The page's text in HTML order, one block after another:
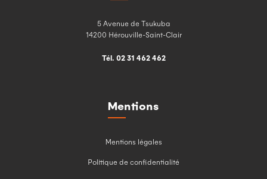
5 Avenue de Tsukuba
14200 Hérouville-Saint-Clair
Tél. 02 31 462 462
Mentions
Mentions légales
Politique de confidentialité